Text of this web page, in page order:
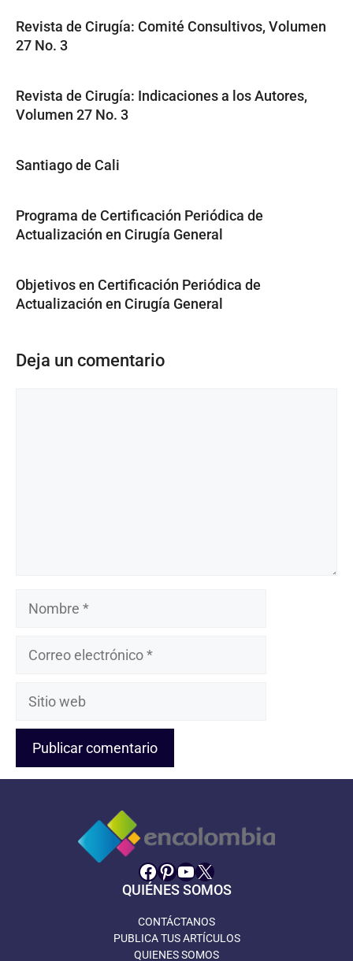
Revista de Cirugía: Comité Consultivos, Volumen
27 No. 3
Revista de Cirugía: Indicaciones a los Autores,
Volumen 27 No. 3
Santiago de Cali
Programa de Certificación Periódica de
Actualización en Cirugía General
Objetivos en Certificación Periódica de
Actualización en Cirugía General
Deja un comentario
Nombre
Sitio
Facebook
Pinterest
YouTube
X
QUIÉNES SOMOS
CONTÁCTANOS
PUBLICA TUS ARTÍCULOS
QUIENES SOMOS